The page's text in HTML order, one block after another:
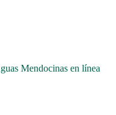
Mendocinas en línea